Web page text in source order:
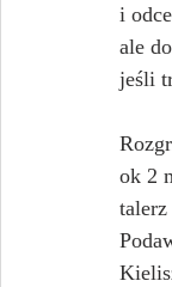
i
ale
jeśli
ok 2
talerz